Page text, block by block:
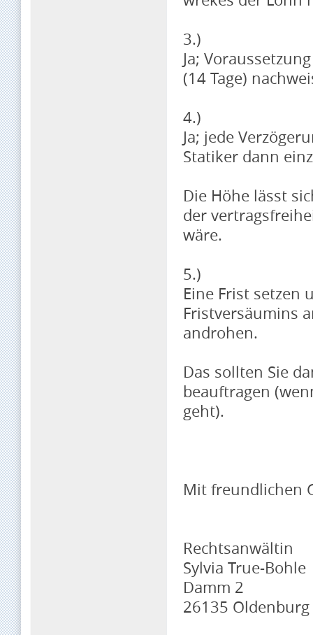
3.)
Ja;
(14 Tage)
4.)
Ja; jede
Statiker dann
Die Höhe lässt
der
wäre.
5.)
Eine Frist setzen
Fristversäumins
androhen.
Das sollten Sie
beauftragen
geht).
Mit freundlichen
Rechtsanwältin
Sylvia True-Bohle
Damm 2
26135 Oldenburg